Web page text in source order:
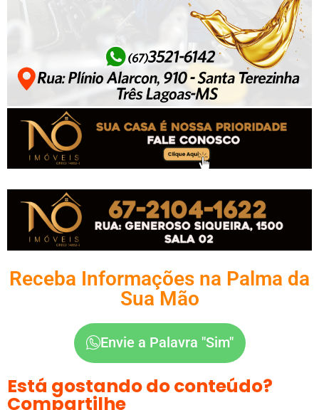
Receba Informações na Palma da
Sua Mão
Envie a Palavra "Sim"
Está gostando do conteúdo?
Compartilhe